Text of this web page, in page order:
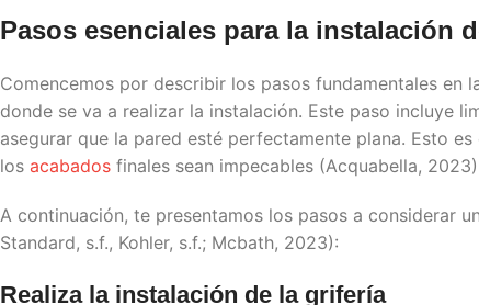
Pasos esenciales para la instalación
Comencemos por describir los pasos fundamentales en
donde se va a realizar la instalación. Este paso incluye
asegurar que la pared esté perfectamente plana. Esto
los acabados finales sean impecables (Acquabella,
A continuación, te presentamos los pasos a considerar
Standard, s.f., Kohler, s.f.; Mcbath, 2023):
Realiza la instalación de la grifería